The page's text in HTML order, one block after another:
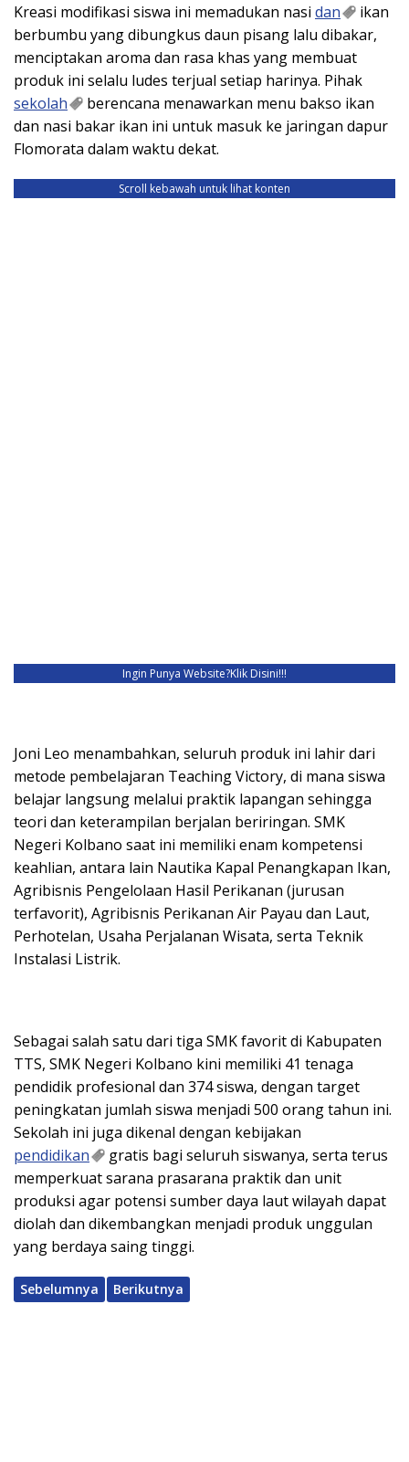
Kreasi modifikasi siswa ini memadukan nasi dan
ikan
berbumbu yang dibungkus daun pisang lalu dibakar,
menciptakan aroma dan rasa khas yang membuat
produk ini selalu ludes terjual setiap harinya. Pihak
sekolah
berencana menawarkan menu bakso ikan
dan nasi bakar ikan ini untuk masuk ke jaringan dapur
Flomorata dalam waktu dekat.
Scroll kebawah untuk lihat konten
Ingin Punya Website?Klik Disini!!!
Joni Leo menambahkan, seluruh produk ini lahir dari
metode pembelajaran Teaching Victory, di mana siswa
belajar langsung melalui praktik lapangan sehingga
teori dan keterampilan berjalan beriringan. SMK
Negeri Kolbano saat ini memiliki enam kompetensi
keahlian, antara lain Nautika Kapal Penangkapan Ikan,
Agribisnis Pengelolaan Hasil Perikanan (jurusan
terfavorit), Agribisnis Perikanan Air Payau dan Laut,
Perhotelan, Usaha Perjalanan Wisata, serta Teknik
Instalasi Listrik.
Sebagai salah satu dari tiga SMK favorit di Kabupaten
TTS, SMK Negeri Kolbano kini memiliki 41 tenaga
pendidik profesional dan 374 siswa, dengan target
peningkatan jumlah siswa menjadi 500 orang tahun ini.
Sekolah ini juga dikenal dengan kebijakan
pendidikan
gratis bagi seluruh siswanya, serta terus
memperkuat sarana prasarana praktik dan unit
produksi agar potensi sumber daya laut wilayah dapat
diolah dan dikembangkan menjadi produk unggulan
yang berdaya saing tinggi.
Sebelumnya Berikutnya